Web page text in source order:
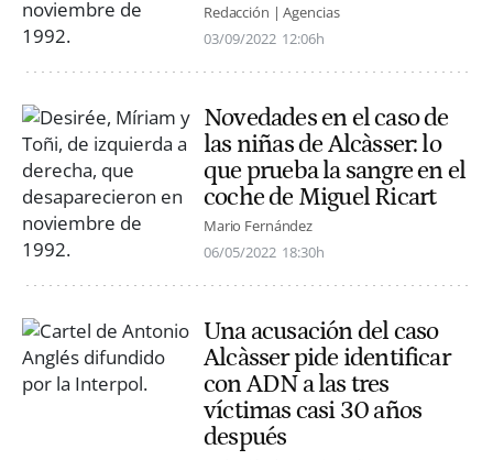
Redacción | Agencias
03/09/2022 12:06h
Novedades en el caso de
las niñas de Alcàsser: lo
que prueba la sangre en el
coche de Miguel Ricart
Mario Fernández
06/05/2022 18:30h
Una acusación del caso
Alcàsser pide identificar
con ADN a las tres
víctimas casi 30 años
después